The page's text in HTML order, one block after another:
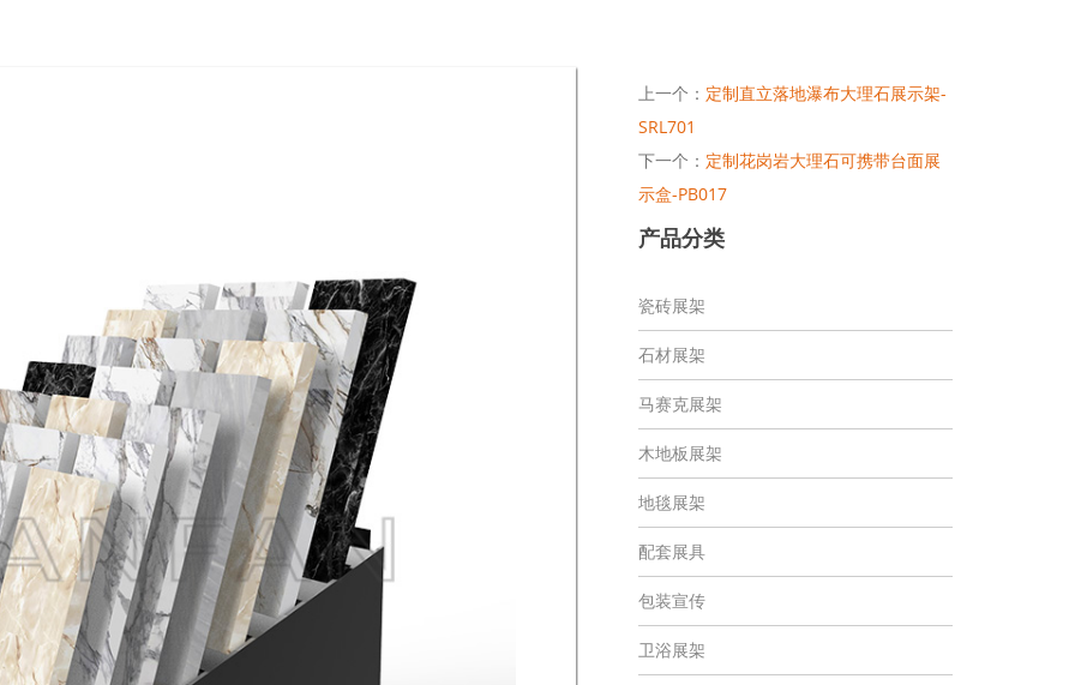
上一个： 定制直立落地瀑布大理石展示架-
SRL701
下一个： 定制花岗岩大理石可携带台面展
示盒-PB017
产品分类
瓷砖展架
石材展架
马赛克展架
木地板展架
地毯展架
配套展具
包装宣传
卫浴展架